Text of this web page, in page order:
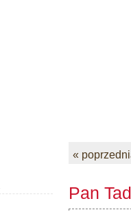
«
Pan